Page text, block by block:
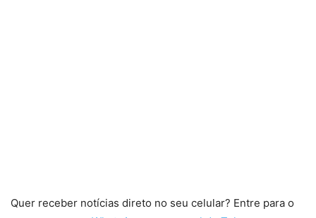
Quer receber notícias direto no seu celular? Entre para o